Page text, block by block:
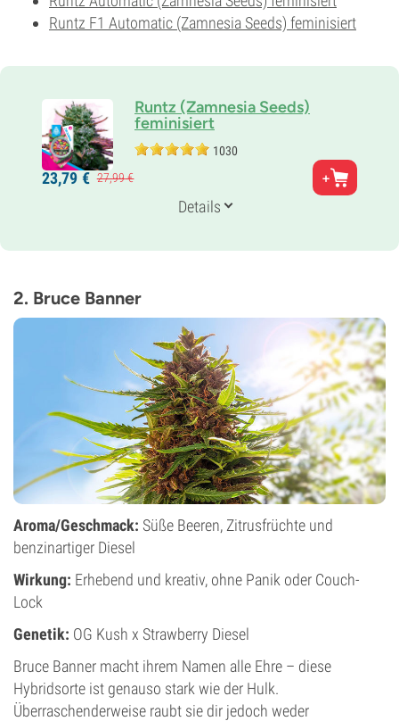
Runtz F1 Automatic (Zamnesia Seeds) feminisiert
Runtz (Zamnesia Seeds)
feminisiert
1030
Eltern
Gelato x Zkittlez
50% Sativa
8-9 wochen
27%
CBD
Photoperiodisch
23,79 € 27,99€
Details
2. Bruce Banner
Aroma/Geschmack: Süße Beeren, Zitrusfrüchte und
benzinartiger Diesel
Wirkung: Erhebend und kreativ, ohne Panik oder Couch-
Lock
Genetik: OG Kush x Strawberry Diesel
Bruce Banner macht ihrem Namen alle Ehre – diese
Hybridsorte ist genauso stark wie der Hulk.
Überraschenderweise raubt sie dir jedoch weder